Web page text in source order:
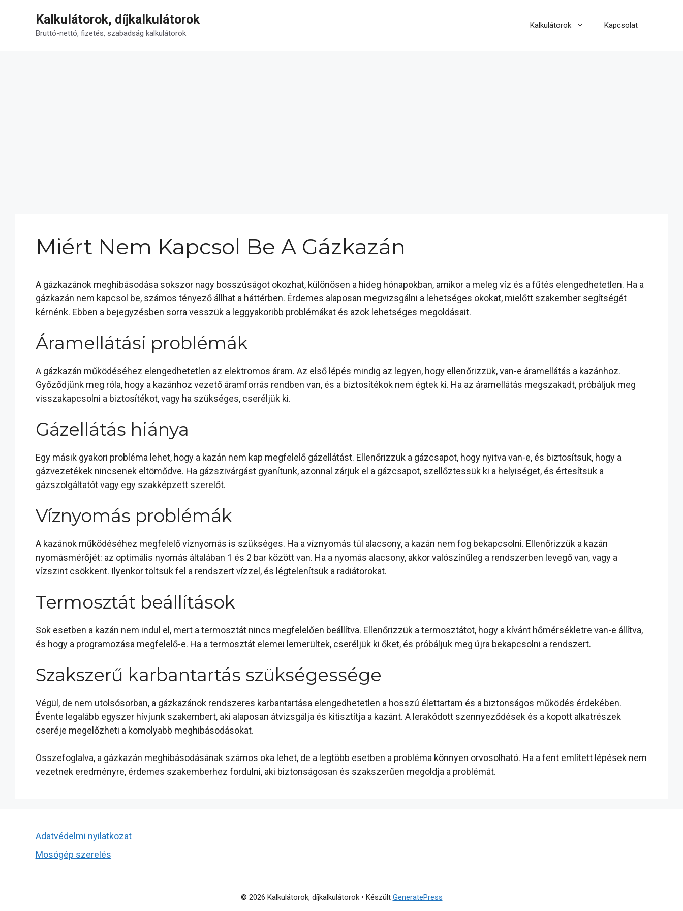
tartalomba
Kalkulátorok, díjkalkulátorok
Bruttó-nettó, fizetés, szabadság kalkulátorok
Kalkulátorok Kapcsolat
Miért Nem Kapcsol Be A Gázkazán
A gázkazánok meghibásodása sokszor nagy bosszúságot okozhat, különösen a hideg hónapokban, amikor a meleg víz és a fűtés elengedhetetlen. Ha a
gázkazán nem kapcsol be, számos tényező állhat a háttérben. Érdemes alaposan megvizsgálni a lehetséges okokat, mielőtt szakember segítségét
kérnénk. Ebben a bejegyzésben sorra vesszük a leggyakoribb problémákat és azok lehetséges megoldásait.
Áramellátási problémák
A gázkazán működéséhez elengedhetetlen az elektromos áram. Az első lépés mindig az legyen, hogy ellenőrizzük, van-e áramellátás a kazánhoz.
Győződjünk meg róla, hogy a kazánhoz vezető áramforrás rendben van, és a biztosítékok nem égtek ki. Ha az áramellátás megszakadt, próbáljuk meg
visszakapcsolni a biztosítékot, vagy ha szükséges, cseréljük ki.
Gázellátás hiánya
Egy másik gyakori probléma lehet, hogy a kazán nem kap megfelelő gázellátást. Ellenőrizzük a gázcsapot, hogy nyitva van-e, és biztosítsuk, hogy a
gázvezetékek nincsenek eltömődve. Ha gázszivárgást gyanítunk, azonnal zárjuk el a gázcsapot, szellőztessük ki a helyiséget, és értesítsük a
gázszolgáltatót vagy egy szakképzett szerelőt.
Víznyomás problémák
A kazánok működéséhez megfelelő víznyomás is szükséges. Ha a víznyomás túl alacsony, a kazán nem fog bekapcsolni. Ellenőrizzük a kazán
nyomásmérőjét: az optimális nyomás általában 1 és 2 bar között van. Ha a nyomás alacsony, akkor valószínűleg a rendszerben levegő van, vagy a
vízszint csökkent. Ilyenkor töltsük fel a rendszert vízzel, és légtelenítsük a radiátorokat.
Termosztát beállítások
Sok esetben a kazán nem indul el, mert a termosztát nincs megfelelően beállítva. Ellenőrizzük a termosztátot, hogy a kívánt hőmérsékletre van-e állítva,
és hogy a programozása megfelelő-e. Ha a termosztát elemei lemerültek, cseréljük ki őket, és próbáljuk meg újra bekapcsolni a rendszert.
Szakszerű karbantartás szükségessége
Végül, de nem utolsósorban, a gázkazánok rendszeres karbantartása elengedhetetlen a hosszú élettartam és a biztonságos működés érdekében.
Évente legalább egyszer hívjunk szakembert, aki alaposan átvizsgálja és kitisztítja a kazánt. A lerakódott szennyeződések és a kopott alkatrészek
cseréje megelőzheti a komolyabb meghibásodásokat.
Összefoglalva, a gázkazán meghibásodásának számos oka lehet, de a legtöbb esetben a probléma könnyen orvosolható. Ha a fent említett lépések nem
vezetnek eredményre, érdemes szakemberhez fordulni, aki biztonságosan és szakszerűen megoldja a problémát.
Adatvédelmi nyilatkozat
Mosógép szerelés
© 2026 Kalkulátorok, díjkalkulátorok• Készült GeneratePress